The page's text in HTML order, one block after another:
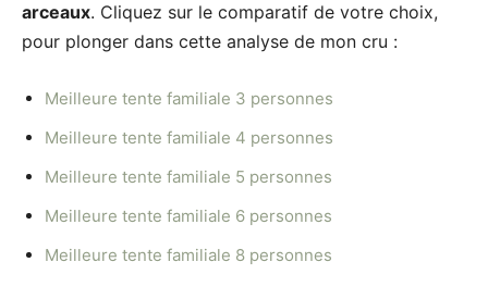
arceaux. Cliquez sur le comparatif de votre choix,
pour plonger dans cette analyse de mon cru :
Meilleure tente familiale 3 personnes
Meilleure tente familiale 4 personnes
Meilleure tente familiale 5 personnes
Meilleure tente familiale 6 personnes
Meilleure tente familiale 8 personnes